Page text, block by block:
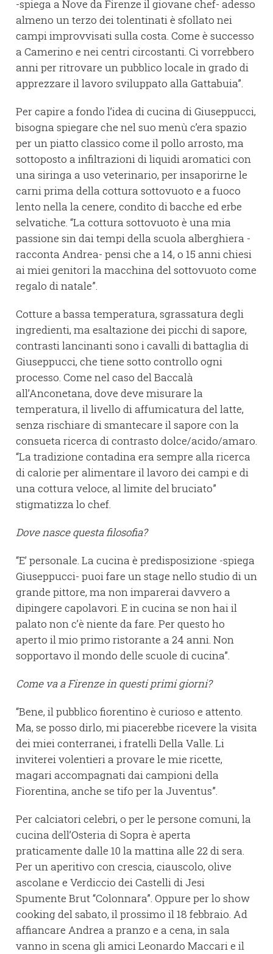
-spiega a Nove da Firenze il giovane chef- adesso
almeno un terzo dei tolentinati è sfollato nei
campi improvvisati sulla costa. Come è successo
a Camerino e nei centri circostanti. Ci vorrebbero
anni per ritrovare un pubblico locale in grado di
apprezzare il lavoro sviluppato alla Gattabuia”.
Per capire a fondo l’idea di cucina di Giuseppucci,
bisogna spiegare che nel suo menù c’era spazio
per un piatto classico come il pollo arrosto, ma
sottoposto a infiltrazioni di liquidi aromatici con
una siringa a uso veterinario, per insaporirne le
carni prima della cottura sottovuoto e a fuoco
lento nella la cenere, condito di bacche ed erbe
selvatiche. “La cottura sottovuoto è una mia
passione sin dai tempi della scuola alberghiera -
racconta Andrea- pensi che a 14, o 15 anni chiesi
ai miei genitori la macchina del sottovuoto come
regalo di natale”.
Cotture a bassa temperatura, sgrassatura degli
ingredienti, ma esaltazione dei picchi di sapore,
contrasti lancinanti sono i cavalli di battaglia di
Giuseppucci, che tiene sotto controllo ogni
processo. Come nel caso del Baccalà
all’Anconetana, dove deve misurare la
temperatura, il livello di affumicatura del latte,
senza rischiare di smantecare il sapore con la
consueta ricerca di contrasto dolce/acido/amaro.
“La tradizione contadina era sempre alla ricerca
di calorie per alimentare il lavoro dei campi e di
una cottura veloce, al limite del bruciato”
stigmatizza lo chef.
Dove nasce questa filosofia?
“E’ personale. La cucina è predisposizione -spiega
Giuseppucci- puoi fare un stage nello studio di un
grande pittore, ma non imparerai davvero a
dipingere capolavori. E in cucina se non hai il
palato non c’è niente da fare. Per questo ho
aperto il mio primo ristorante a 24 anni. Non
sopportavo il mondo delle scuole di cucina”.
Come va a Firenze in questi primi giorni?
“Bene, il pubblico fiorentino è curioso e attento.
Ma, se posso dirlo, mi piacerebbe ricevere la visita
dei miei conterranei, i fratelli Della Valle. Li
inviterei volentieri a provare le mie ricette,
magari accompagnati dai campioni della
Fiorentina, anche se tifo per la Juventus”.
Per calciatori celebri, o per le persone comuni, la
cucina dell’Osteria di Sopra è aperta
praticamente dalle 10 la mattina alle 22 di sera.
Per un aperitivo con crescia, ciauscolo, olive
ascolane e Verdiccio dei Castelli di Jesi
Spumente Brut “Colonnara”. Oppure per lo show
cooking del sabato, il prossimo il 18 febbraio. Ad
affiancare Andrea a pranzo e a cena, in sala
vanno in scena gli amici Leonardo Maccari e il